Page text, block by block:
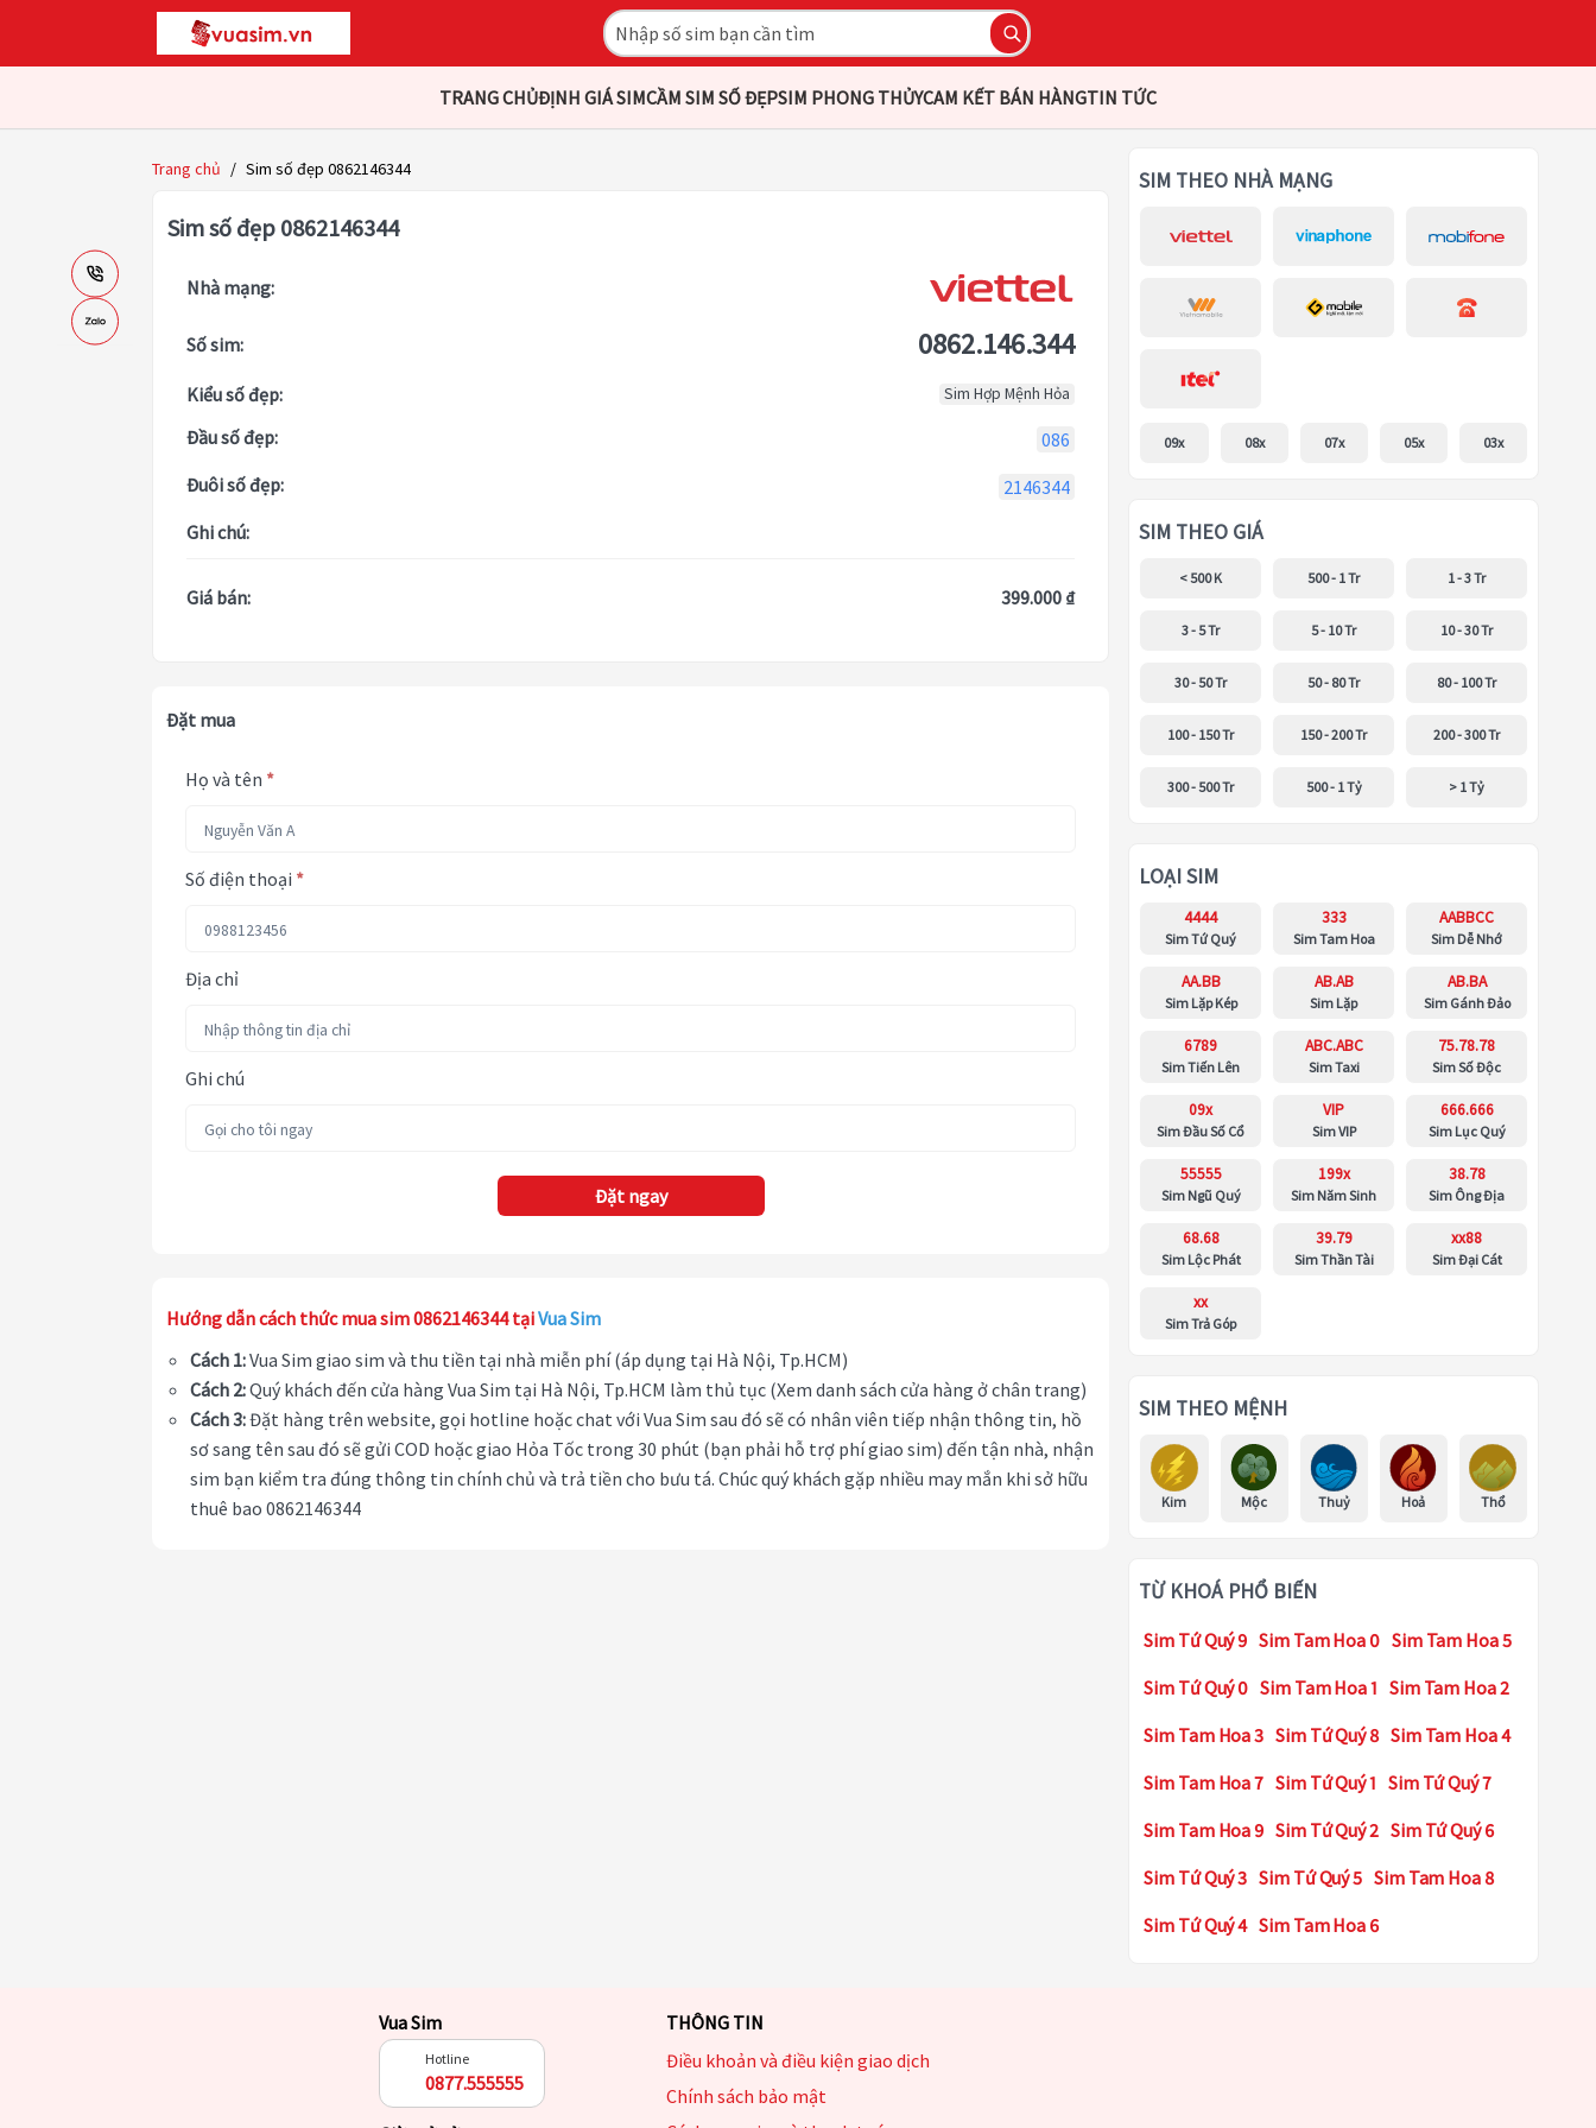
TRANG CHỦĐỊNH GIÁ SIMCẦM SIM SỐ ĐẸPSIM PHONG THỦYCAM KẾT BÁN HÀNGTIN TỨC
Trang chủ / Sim số đẹp 0862146344
Sim số đẹp 0862146344
Nhà mạng:
Số sim: 0862.146.344
Kiểu số đẹp: Sim Hợp Mệnh Hỏa
Đầu số đẹp:
086
Đuôi số đẹp:
2146344
Ghi chú:
Giá bán: 399.000 ₫
Đặt mua
Họ và tên *
Số điện thoại *
Địa chỉ
Ghi chú
Đặt ngay
Hướng dẫn cách thức mua sim 0862146344 tạiVua Sim
Cách 1:Vua Sim giao sim và thu tiền tại nhà miễn phí (áp dụng tại Hà Nội, Tp.HCM)
Cách 2:Quý khách đến cửa hàng Vua Sim tại Hà Nội, Tp.HCM làm thủ tục (Xem danh sách cửa hàng ở chân trang)
Cách 3:Đặt hàng trên website, gọi hotline hoặc chat với Vua Sim sau đó sẽ có nhân viên tiếp nhận thông tin, hồ
sơ sang tên sau đó sẽ gửi COD hoặc giao Hỏa Tốc trong 30 phút (bạn phải hỗ trợ phí giao sim) đến tận nhà, nhận
sim bạn kiểm tra đúng thông tin chính chủ và trả tiền cho bưu tá. Chúc quý khách gặp nhiều may mắn khi sở hữu
thuê bao 0862146344
SIM THEO NHÀ MẠNG
09x 08x 07x 05x 03x
SIM THEO GIÁ
< 500 K 500 - 1 Tr 1 - 3 Tr
3 - 5 Tr 5 - 10 Tr 10 - 30 Tr
30 - 50 Tr 50 - 80 Tr 80 - 100 Tr
100 - 150 Tr 150 - 200 Tr 200 - 300 Tr
300 - 500 Tr 500 - 1 Tỷ > 1 Tỷ
LOẠI SIM
4444
Sim Tứ Quý
333
Sim Tam Hoa
AABBCC
Sim Dễ Nhớ
AA.BB
Sim Lặp Kép
AB.AB
Sim Lặp
AB.BA
Sim Gánh Đảo
6789
Sim Tiến Lên
ABC.ABC
Sim Taxi
75.78.78
Sim Số Độc
09x
Sim Đầu Số Cổ
VIP
Sim VIP
666.666
Sim Lục Quý
55555
Sim Ngũ Quý
199x
Sim Năm Sinh
38.78
Sim Ông Địa
68.68
Sim Lộc Phát
39.79
Sim Thần Tài
xx88
Sim Đại Cát
xx
Sim Trả Góp
SIM THEO MỆNH
Kim Mộc Thuỷ Hoả Thổ
TỪ KHOÁ PHỔ BIẾN
Sim Tứ Quý 9 Sim Tam Hoa 0 Sim Tam Hoa 5
Sim Tứ Quý 0 Sim Tam Hoa 1 Sim Tam Hoa 2
Sim Tam Hoa 3 Sim Tứ Quý 8 Sim Tam Hoa 4
Sim Tam Hoa 7 Sim Tứ Quý 1 Sim Tứ Quý 7
Sim Tam Hoa 9 Sim Tứ Quý 2 Sim Tứ Quý 6
Sim Tứ Quý 3 Sim Tứ Quý 5 Sim Tam Hoa 8
Sim Tứ Quý 4 Sim Tam Hoa 6
Vua Sim
Hotline
0877.555555
THÔNG TIN
Điều khoản và điều kiện giao dịch
Chính sách bảo mật